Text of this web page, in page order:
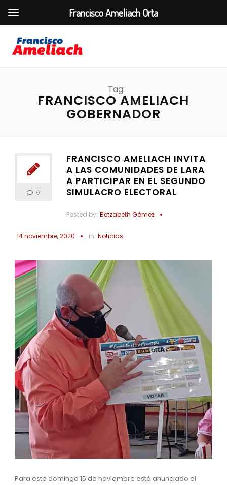
Tag:
FRANCISCO AMELIACH
GOBERNADOR
0
FRANCISCO AMELIACH INVITA
A LAS COMUNIDADES DE LARA
A PARTICIPAR EN EL SEGUNDO
SIMULACRO ELECTORAL
Posted by: Betzabeth Gómez
14 noviembre, 2020 in: Noticias
Para este domingo 15 de noviembre está anunciado el
Francisco Ameliach Orta